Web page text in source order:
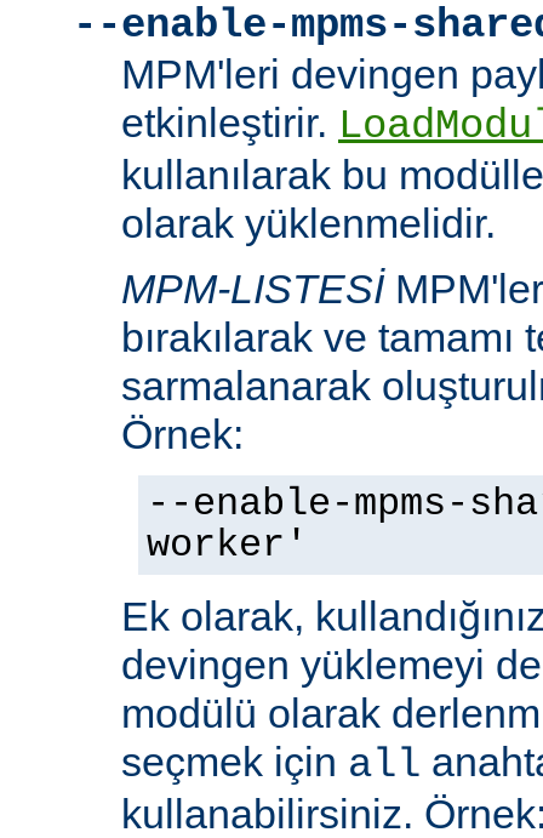
--enable-mpms-
MPM'leri devingen
etkinleştirir.
kullanılarak bu
olarak yüklenmelidir.
MPM-LISTESİ
bırakılarak ve tamamı
sarmalanarak
Örnek:
--enable-mpms-
worker'
Ek olarak,
devingen yüklemeyi
modülü olarak
seçmek için all
kullanabilirsiniz.